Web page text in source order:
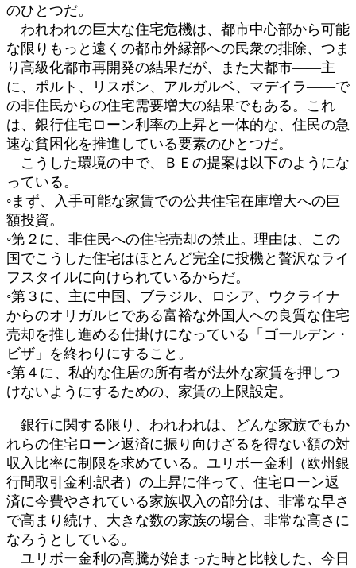
のひとつだ。
われわれの巨大な住宅危機は、都市中心部から可能
な限りもっと遠くの都市外縁部への民衆の排除、つま
り高級化都市再開発の結果だが、また大都市――主
に、ポルト、リスボン、アルガルベ、マデイラ――で
の非住民からの住宅需要増大の結果でもある。これ
は、銀行住宅ローン利率の上昇と一体的な、住民の急
速な貧困化を推進している要素のひとつだ。
こうした環境の中で、ＢＥの提案は以下のようにな
っている。
◦まず、入手可能な家賃での公共住宅在庫増大への巨
額投資。
◦第２に、非住民への住宅売却の禁止。理由は、この
国でこうした住宅はほとんど完全に投機と贅沢なライ
フスタイルに向けられているからだ。
◦第３に、主に中国、ブラジル、ロシア、ウクライナ
からのオリガルヒである富裕な外国人への良質な住宅
売却を推し進める仕掛けになっている「ゴールデン・
ビザ」を終わりにすること。
◦第４に、私的な住居の所有者が法外な家賃を押しつ
けないようにするための、家賃の上限設定。
銀行に関する限り、われわれは、どんな家族でもか
れらの住宅ローン返済に振り向けざるを得ない額の対
収入比率に制限を求めている。ユリボー金利（欧州銀
行間取引金利:訳者）の上昇に伴って、住宅ローン返
済に今費やされている家族収入の部分は、非常な早さ
で高まり続け、大きな数の家族の場合、非常な高さに
なろうとしている。
ユリボー金利の高騰が始まった時と比較した、今日